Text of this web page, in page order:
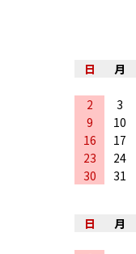
日
月
2
3
9
10
16
17
23
24
30
31
日
月